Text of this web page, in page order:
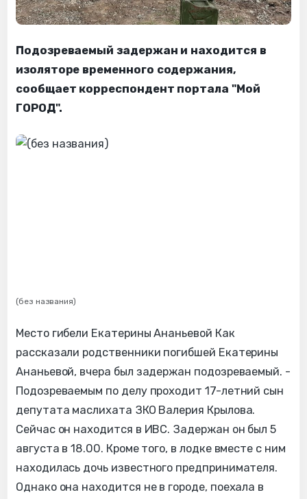
Подозреваемый задержан и находится в
изоляторе временного содержания,
сообщает корреспондент портала "Мой
ГОРОД".
(без названия)
Место гибели Екатерины Ананьевой Как
рассказали родственники погибшей Екатерины
Ананьевой, вчера был задержан подозреваемый. -
Подозреваемым по делу проходит 17-летний сын
депутата маслихата ЗКО Валерия Крылова.
Сейчас он находится в ИВС. Задержан он был 5
августа в 18.00. Кроме того, в лодке вместе с ним
находилась дочь известного предпринимателя.
Однако она находится не в городе, поехала в